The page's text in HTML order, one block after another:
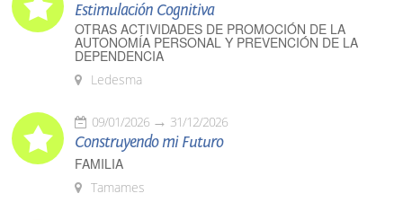
Estimulación Cognitiva
OTRAS ACTIVIDADES DE PROMOCIÓN DE LA
AUTONOMÍA PERSONAL Y PREVENCIÓN DE LA
DEPENDENCIA
Ledesma
09/01/2026 31/12/2026
Construyendo mi Futuro
FAMILIA
Tamames